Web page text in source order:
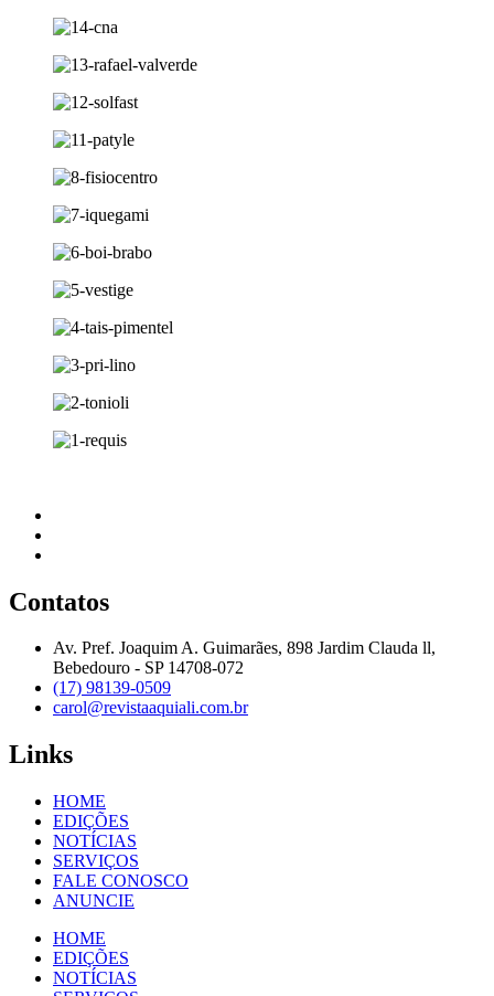
Contatos
Av. Pref. Joaquim A. Guimarães, 898 Jardim Clauda ll,
Bebedouro - SP 14708-072
(17) 98139-0509
carol@revistaaquiali.com.br
Links
HOME
EDIÇÕES
NOTÍCIAS
SERVIÇOS
FALE CONOSCO
ANUNCIE
HOME
EDIÇÕES
NOTÍCIAS